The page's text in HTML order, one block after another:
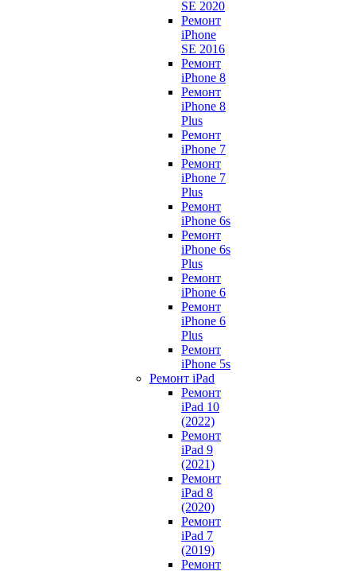
SE 2020
Ремонт
iPhone
SE 2016
Ремонт
iPhone 8
Ремонт
iPhone 8
Plus
Ремонт
iPhone 7
Ремонт
iPhone 7
Plus
Ремонт
iPhone 6s
Ремонт
iPhone 6s
Plus
Ремонт
iPhone 6
Ремонт
iPhone 6
Plus
Ремонт
iPhone 5s
Ремонт iPad
Ремонт
iPad 10
(2022)
Ремонт
iPad 9
(2021)
Ремонт
iPad 8
(2020)
Ремонт
iPad 7
(2019)
Ремонт